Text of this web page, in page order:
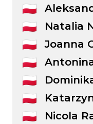
Natalia
Joanna
Nicola